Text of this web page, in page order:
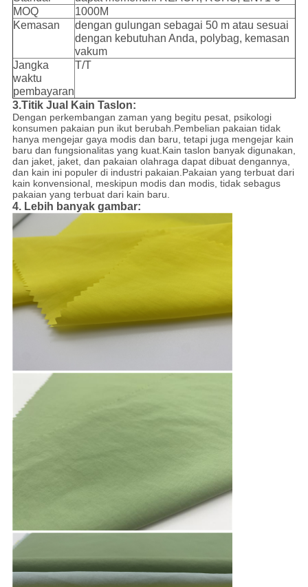
MOQ
1000M
Kemasan
dengan gulungan sebagai 50 m atau sesuai
dengan kebutuhan Anda, polybag, kemasan
vakum
Jangka
waktu
pembayaran
T/T
3.Titik Jual Kain Taslon:
Dengan perkembangan zaman yang begitu pesat, psikologi
konsumen pakaian pun ikut berubah.Pembelian pakaian tidak
hanya mengejar gaya modis dan baru, tetapi juga mengejar kain
baru dan fungsionalitas yang kuat.Kain taslon banyak digunakan,
dan jaket, jaket, dan pakaian olahraga dapat dibuat dengannya,
dan kain ini populer di industri pakaian.Pakaian yang terbuat dari
kain konvensional, meskipun modis dan modis, tidak sebagus
pakaian yang terbuat dari kain baru.
4. Lebih banyak gambar: